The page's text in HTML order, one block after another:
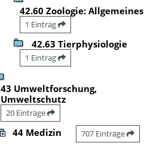
42.60 Zoologie: Allgemeines
1 Eintrag
42.63 Tierphysiologie
1 Eintrag
43 Umweltforschung,
Umweltschutz
20 Einträge
44 Medizin 707 Einträge